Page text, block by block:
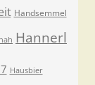
Handsemmel
Hannerl
Hausbier